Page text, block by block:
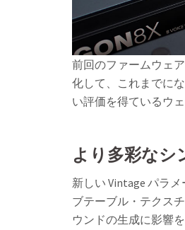
前回のファームウェ
化して、これまでに
い評価を得ているウ
より多彩なシ
新しい Vintage パラ
ブテーブル・テクス
ウンドの生成に影響